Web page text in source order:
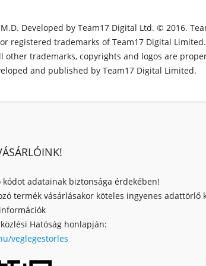
Developed by Team17 Digital Ltd. © 2016.
registered trademarks of Team17 Digital
other trademarks, copyrights and logos are
and published by Team17 Digital Limited.
adatainak biztonsága érdekében!
termék vásárlásakor köteles ingyenes adattörlő
Hatóság honlapján:
veglegestorles